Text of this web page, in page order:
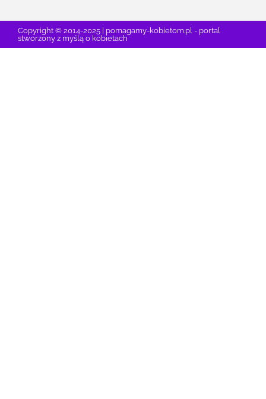
Copyright © 2014-2025 | pomagamy-kobietom.pl - portal
stworzony z myślą o kobietach